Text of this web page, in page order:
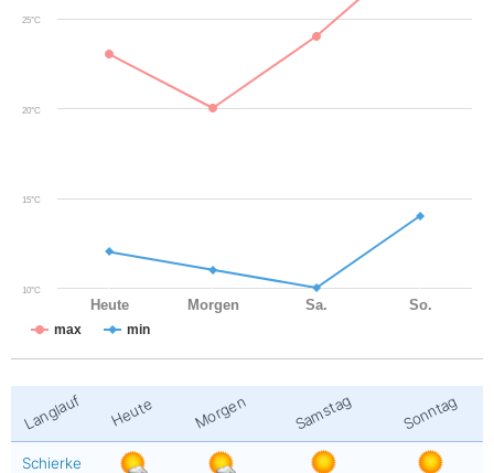
Langlauf Heute Morgen Samstag Sonntag
Schierke
max min
10°C
15°C
20°C
25°C
Heute Morgen Sa. So.